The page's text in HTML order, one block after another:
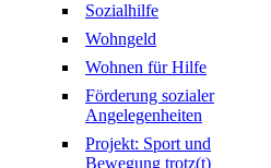
Sozialhilfe
Wohngeld
Wohnen für Hilfe
Förderung sozialer
Angelegenheiten
Projekt: Sport und
Bewegung trotz(t)